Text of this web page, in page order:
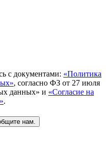
с документами: «Политика
, согласно ФЗ от 27 июля
данных» и «Согласие на
.
нам.